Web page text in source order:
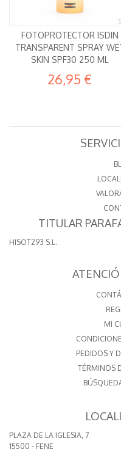
FOTOPROTECTOR ISDIN
TRANSPARENT SPRAY
SKIN SPF30 250 ML
26,95 €
TITULAR
HISOT293 S.L.
MI
PEDIDOS Y
TÉRMINOS
PLAZA DE LA IGLESIA, 7
15500 - FENE